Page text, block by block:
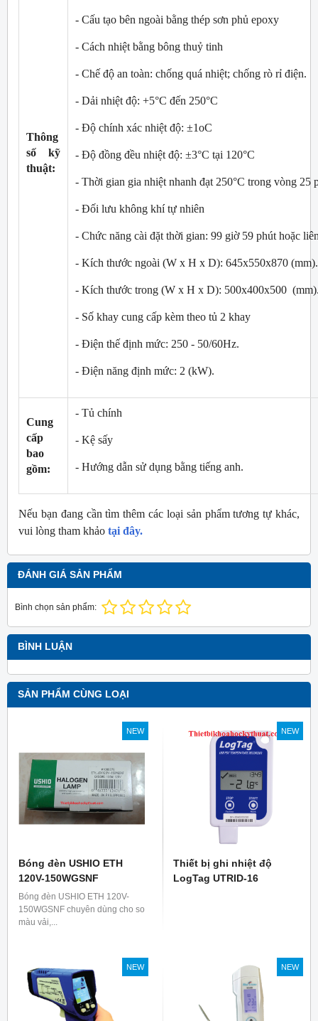
Thông
số kỹ
thuật:
- Cấu tạo bên ngoài bằng thép sơn phủ epoxy
- Cách nhiệt bằng bông thuỷ tinh
- Chế độ an toàn: chống quá nhiệt; chống rò rỉ điện.
- Dải nhiệt độ: +5°C đến 250°C
- Độ chính xác nhiệt độ: ±1oC
- Độ đồng đều nhiệt độ: ±3°C tại 120°C
- Thời gian gia nhiệt nhanh đạt 250°C trong vòng 25
- Đối lưu không khí tự nhiên
- Chức năng cài đặt thời gian: 99 giờ 59 phút hoặc
- Kích thước ngoài (W x H x D): 645x550x870 (mm).
- Kích thước trong (W x H x D): 500x400x500
- Số khay cung cấp kèm theo tủ 2 khay
- Điện thế định mức: 250 - 50/60Hz.
- Điện năng định mức: 2 (kW).
Cung
cấp
bao
gồm:
- Tủ chính
- Kệ sấy
- Hướng dẫn sử dụng bằng tiếng anh.
Nếu bạn đang cần tìm thêm các loại sản phẩm tương tự khác,
vui lòng tham khảo tại đây.
ĐÁNH GIÁ SẢN PHẨM
Bình chọn sản phẩm:
BÌNH LUẬN
SẢN PHẨM CÙNG LOẠI
NEW
Bóng đèn USHIO ETH
120V-150WGSNF
Bóng đèn USHIO ETH 120V-
150WGSNF chuyên dùng cho so
màu vải,...
NEW
Thiết bị ghi nhiệt độ
LogTag UTRID-16
NEW NEW